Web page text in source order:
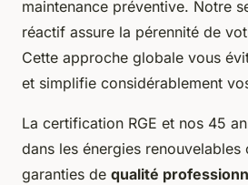
maintenance préventive. Notre
réactif assure la pérennité de
Cette approche globale vous
et simplifie considérablement
La certification RGE et nos 45
dans les énergies renouvelables
garanties de qualité